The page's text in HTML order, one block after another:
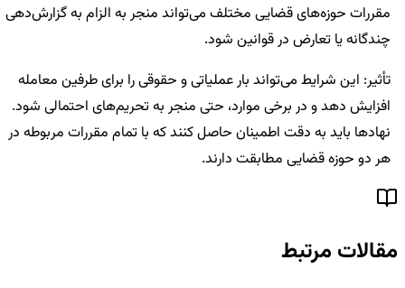
مقررات حوزه‌های قضایی مختلف می‌تواند منجر به الزام به گزارش‌دهی
چندگانه یا تعارض در قوانین شود.
تأثیر: این شرایط می‌تواند بار عملیاتی و حقوقی را برای طرفین معامله
افزایش دهد و در برخی موارد، حتی منجر به تحریم‌های احتمالی شود.
نهادها باید به دقت اطمینان حاصل کنند که با تمام مقررات مربوطه در
هر دو حوزه قضایی مطابقت دارند.
مقالات مرتبط